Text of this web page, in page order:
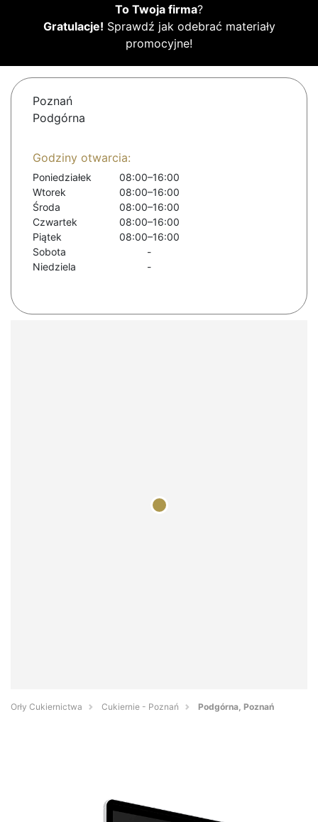
To Twoja firma?
Gratulacje! Sprawdź jak odebrać materiały
promocyjne!
Poznań
Podgórna
Godziny otwarcia:
Poniedziałek
08:00–16:00
Wtorek
08:00–16:00
Środa
08:00–16:00
Czwartek
08:00–16:00
Piątek
08:00–16:00
Sobota
-
Niedziela
-
Orły Cukiernictwa Cukiernie - Poznań Podgórna, Poznań